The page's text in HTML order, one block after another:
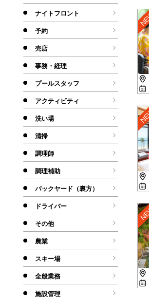
ナイトフロント
予約
売店
事務・経理
プールスタッフ
アクティビティ
洗い場
清掃
調理師
調理補助
バックヤード（裏方）
ドライバー
その他
農業
スキー場
全般業務
施設管理